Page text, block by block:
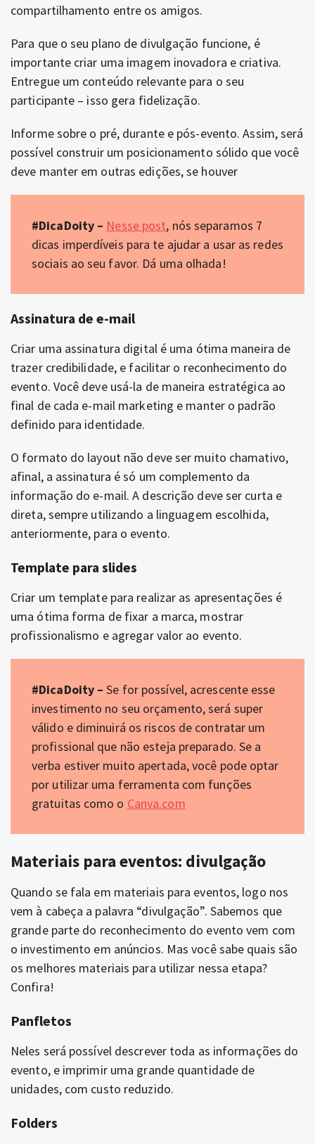
compartilhamento entre os amigos.
Para que o seu plano de divulgação funcione, é
importante criar uma imagem inovadora e criativa.
Entregue um conteúdo relevante para o seu
participante – isso gera fidelização.
Informe sobre o pré, durante e pós-evento. Assim, será
possível construir um posicionamento sólido que você
deve manter em outras edições, se houver
#DicaDoity – Nesse post, nós separamos 7
dicas imperdíveis para te ajudar a usar as redes
sociais ao seu favor. Dá uma olhada!
Assinatura de e-mail
Criar uma assinatura digital é uma ótima maneira de
trazer credibilidade, e facilitar o reconhecimento do
evento. Você deve usá-la de maneira estratégica ao
final de cada e-mail marketing e manter o padrão
definido para identidade.
O formato do layout não deve ser muito chamativo,
afinal, a assinatura é só um complemento da
informação do e-mail. A descrição deve ser curta e
direta, sempre utilizando a linguagem escolhida,
anteriormente, para o evento.
Template para slides
Criar um template para realizar as apresentações é
uma ótima forma de fixar a marca, mostrar
profissionalismo e agregar valor ao evento.
#DicaDoity – Se for possível, acrescente esse
investimento no seu orçamento, será super
válido e diminuirá os riscos de contratar um
profissional que não esteja preparado. Se a
verba estiver muito apertada, você pode optar
por utilizar uma ferramenta com funções
gratuitas como o Canva.com
Materiais para eventos: divulgação
Quando se fala em materiais para eventos, logo nos
vem à cabeça a palavra “divulgação”. Sabemos que
grande parte do reconhecimento do evento vem com
o investimento em anúncios. Mas você sabe quais são
os melhores materiais para utilizar nessa etapa?
Confira!
Panfletos
Neles será possível descrever toda as informações do
evento, e imprimir uma grande quantidade de
unidades, com custo reduzido.
Folders